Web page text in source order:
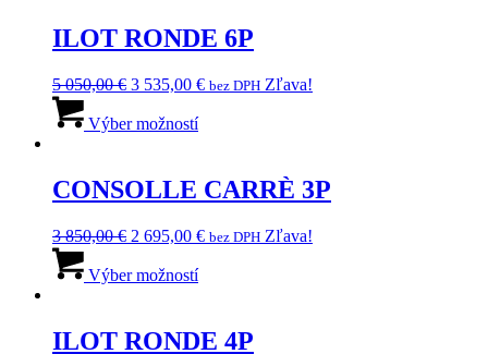
ILOT RONDE 6P
5 050,00€ Pôvodná
bola:
3 535,00 €Aktuálna
bez DPH Zľava!
Výber možnostíprodukt
variantov.
Možnosti
môžete
na
CONSOLLE CARRÈ 3P
3 850,00€ Pôvodná
bola:
2 695,00 €Aktuálna
bez DPH Zľava!
Výber možnostíprodukt
variantov.
ILOT RONDE 4P